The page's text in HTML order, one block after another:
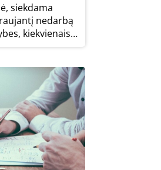
siekdama
nedarbą
kiekvienais
Skelbiame